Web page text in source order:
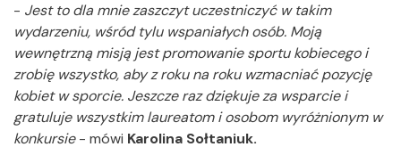
- Jest to dla mnie zaszczyt uczestniczyć w takim
wydarzeniu, wśród tylu wspaniałych osób. Moją
wewnętrzną misją jest promowanie sportu kobiecego i
zrobię wszystko, aby z roku na roku wzmacniać pozycję
kobiet w sporcie. Jeszcze raz dziękuje za wsparcie i
gratuluje wszystkim laureatom i osobom wyróżnionym w
konkursie- mówi Karolina Sołtaniuk.